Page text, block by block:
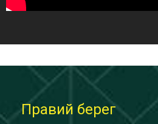
Правий берег